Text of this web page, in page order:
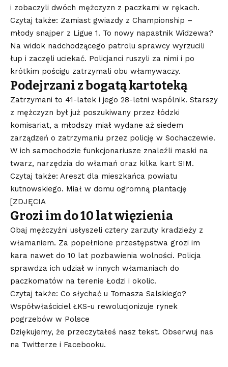
i zobaczyli dwóch mężczyzn z paczkami w rękach.
Czytaj także: Zamiast gwiazdy z Championship –
młody snajper z Ligue 1. To nowy napastnik Widzewa?
Na widok nadchodzącego patrolu sprawcy wyrzucili
łup i zaczęli uciekać. Policjanci ruszyli za nimi i po
krótkim pościgu zatrzymali obu włamywaczy.
Podejrzani z bogatą kartoteką
Zatrzymani to 41-latek i jego 28-letni wspólnik. Starszy
z mężczyzn był już poszukiwany przez łódzki
komisariat, a młodszy miał wydane aż siedem
zarządzeń o zatrzymaniu przez policję w Sochaczewie.
W ich samochodzie funkcjonariusze znaleźli maski na
twarz, narzędzia do włamań oraz kilka kart SIM.
Czytaj także: Areszt dla mieszkańca powiatu
kutnowskiego. Miał w domu ogromną plantację
[ZDJĘCIA
Grozi im do 10 lat więzienia
Obaj mężczyźni usłyszeli cztery zarzuty kradzieży z
włamaniem. Za popełnione przestępstwa grozi im
kara nawet do 10 lat pozbawienia wolności. Policja
sprawdza ich udział w innych włamaniach do
paczkomatów na terenie Łodzi i okolic.
Czytaj także: Co słychać u Tomasza Salskiego?
Współwłaściciel ŁKS-u rewolucjonizuje rynek
pogrzebów w Polsce
Dziękujemy, że przeczytałeś nasz tekst. Obserwuj nas
na Twitterze i Facebooku.